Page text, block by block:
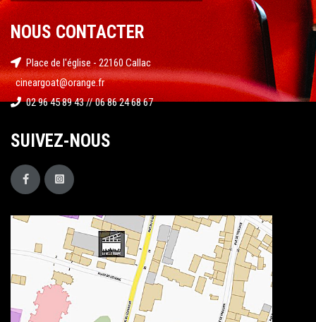
NOUS CONTACTER
Place de l'église - 22160 Callac
cineargoat@orange.fr
02 96 45 89 43 // 06 86 24 68 67
SUIVEZ-NOUS